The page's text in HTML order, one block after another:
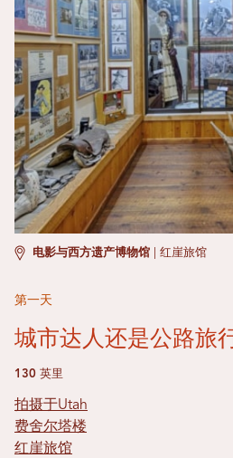
电影与西方遗产博物馆 红崖旅馆
第一天
城市达人还是公路旅
130 英里
拍摄于Utah
费舍尔塔楼
红崖旅馆